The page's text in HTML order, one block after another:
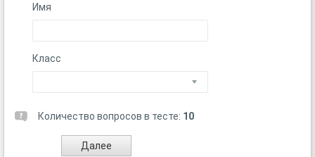
Имя
Класс
Количество вопросов в тесте: 10